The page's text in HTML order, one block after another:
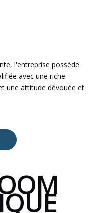
l'entreprise possède
avec une riche
une attitude dévouée et